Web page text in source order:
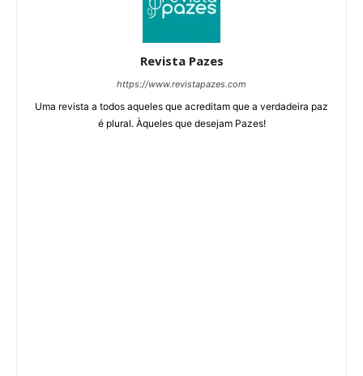
Revista Pazes
https://www.revistapazes.com
Uma revista a todos aqueles que acreditam que a verdadeira paz
é plural. Àqueles que desejam Pazes!